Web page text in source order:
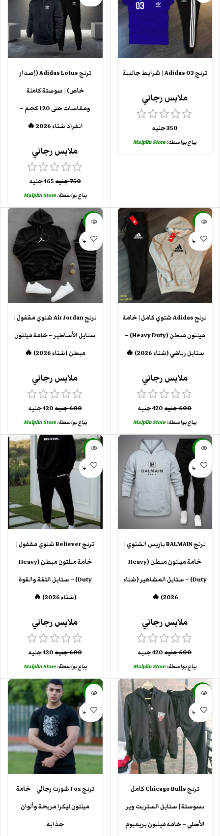
ترنج Adidas 03 | شرايط جانبية
ملابس رجالي
350جنيه
يباع بواسطة:Malplin Store
ترنج Adidas Lotus (إصدار
خاص) | سوستة كاملة
ومقاسات حتى 120 كجم –
انفراد شتاء 2026 🔥
ملابس رجالي
750جنيه465جنيه
يباع بواسطة:Malplin Store
-30%
بيعت كلها
ترنج Adidas شتوي كامل | خامة
ميلتون مبطن (Heavy Duty) –
ستايل رياضي (شتاء 2026) 🔥
ملابس رجالي
600جنيه 420جنيه
يباع بواسطة:Malplin Store
-30%
بيعت كلها
ترنج Air Jordan شتوي مقفول |
ستايل الأساطير – خامة ميلتون
مبطن (شتاء 2026) 🔥
ملابس رجالي
600جنيه420جنيه
يباع بواسطة:Malplin Store
-30%
بيعت كلها
ترنج BALMAIN باريس الشتوي |
خامة ميلتون مبطن (Heavy
Duty) – ستايل المشاهير (شتاء
2026) 🔥
ملابس رجالي
600جنيه 420جنيه
يباع بواسطة:Malplin Store
-30%
بيعت كلها
ترنج Believer شتوي مقفول |
خامة ميلتون مبطن (Heavy
Duty) – ستايل الثقة والقوة
(شتاء 2026) 🔥
ملابس رجالي
600جنيه420جنيه
يباع بواسطة:Malplin Store
-32%
بيعت كلها
ترنج Chicago Bulls كامل
بسوستة | ستايل الستريت وير
الأصلي – خامة ميلتون بريميوم
-22%
بيعت كلها
ترنج Fox شورت رجالي – خامة
ميلتون ليكرا مريحة وألوان
جذابة